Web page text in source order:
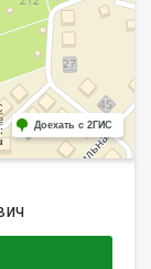
Доехать с 2ГИС